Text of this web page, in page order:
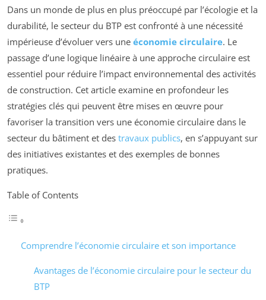
Dans un monde de plus en plus préoccupé par l’écologie et la
durabilité, le secteur du BTP est confronté à une nécessité
impérieuse d’évoluer vers une économie circulaire. Le
passage d’une logique linéaire à une approche circulaire est
essentiel pour réduire l’impact environnemental des activités
de construction. Cet article examine en profondeur les
stratégies clés qui peuvent être mises en œuvre pour
favoriser la transition vers une économie circulaire dans le
secteur du bâtiment et des travaux publics, en s’appuyant sur
des initiatives existantes et des exemples de bonnes
pratiques.
Table of Contents
Comprendre l’économie circulaire et son importance
Avantages de l’économie circulaire pour le secteur du
BTP